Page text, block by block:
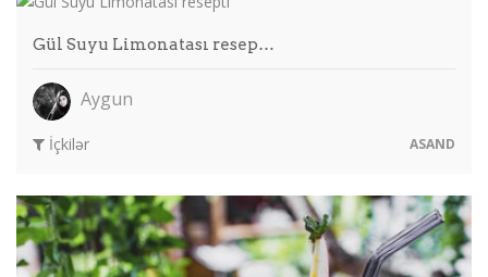
Gül Suyu Limonatası resep…
Aygun
İçkilər ASAND